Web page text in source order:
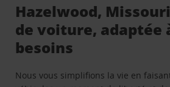
Hazelwood,
de voiture, adaptée
besoins
Nous vous simplifions la vie en